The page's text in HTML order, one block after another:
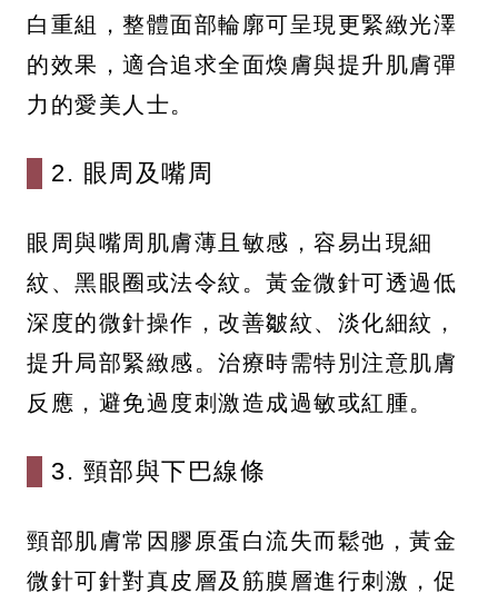
白重組，整體面部輪廓可呈現更緊緻光澤
的效果，適合追求全面煥膚與提升肌膚彈
力的愛美人士。
2. 眼周及嘴周
眼周與嘴周肌膚薄且敏感，容易出現細
紋、黑眼圈或法令紋。黃金微針可透過低
深度的微針操作，改善皺紋、淡化細紋，
提升局部緊緻感。治療時需特別注意肌膚
反應，避免過度刺激造成過敏或紅腫。
3. 頸部與下巴線條
頸部肌膚常因膠原蛋白流失而鬆弛，黃金
微針可針對真皮層及筋膜層進行刺激，促